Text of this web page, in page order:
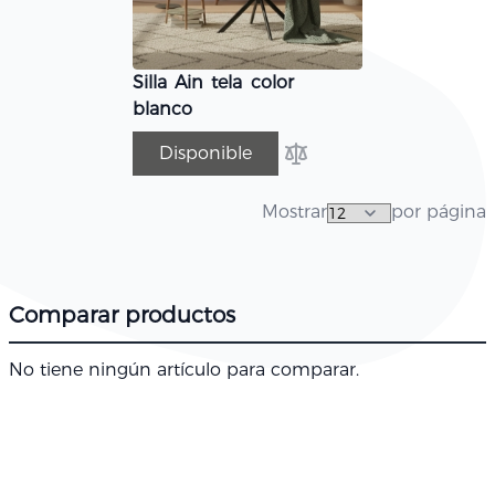
Silla Ain tela color
blanco
Disponible
Añadir para comparar
Mostrar por página
Comparar productos
No tiene ningún artículo para comparar.